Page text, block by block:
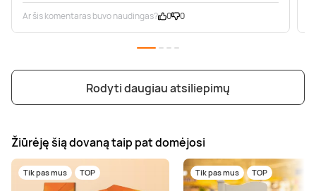
Ar šis komentaras buvo naudingas? 0 0
Rodyti daugiau atsiliepimų
Žiūrėję šią dovaną taip pat domėjosi
Tik pas mus TOP Tik pas mus TOP